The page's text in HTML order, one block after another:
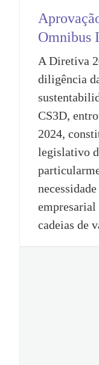
Omnibus
A Diretiva
diligência
CS3D,
2024,
legislativo
empresarial
cadeias de